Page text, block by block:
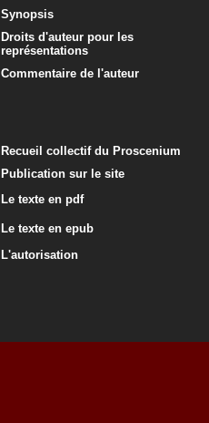
Synopsis
Droits d'auteur pour les
représentations
Commentaire de l'auteur
Recueil collectif du Proscenium
Publication sur le site
Le texte en pdf
Le texte en epub
L'autorisation